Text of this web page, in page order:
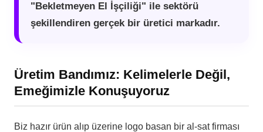
"Bekletmeyen El İşçiliği" ile sektörü
şekillendiren gerçek bir üretici markadır.
Üretim Bandımız: Kelimelerle Değil,
Emeğimizle Konuşuyoruz
Biz hazır ürün alıp üzerine logo basan bir al-sat firması